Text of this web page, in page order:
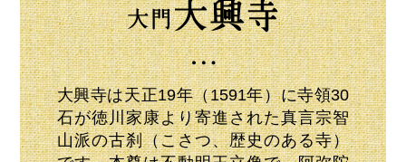
大興寺は天正19年（1591年）に寺領30
石が徳川家康より寄進された真言宗智
山派の古刹（こさつ、歴史のある寺）